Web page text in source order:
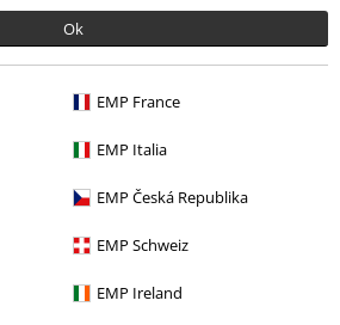
Ok
EMP France
EMP Italia
EMP Česká Republika
EMP Schweiz
EMP Ireland
options.
og Extras Huer & caps